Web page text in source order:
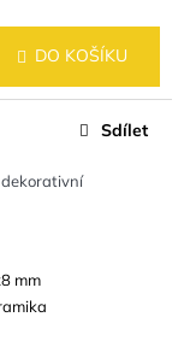
DO KOŠÍKU
mm
Sdílet